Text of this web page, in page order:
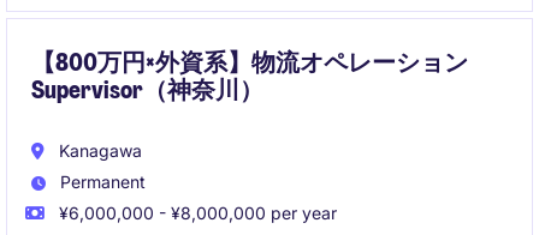
【800万円×外資系】物流オペレーション
Supervisor（神奈川）
Kanagawa
Permanent
¥6,000,000 - ¥8,000,000 per year